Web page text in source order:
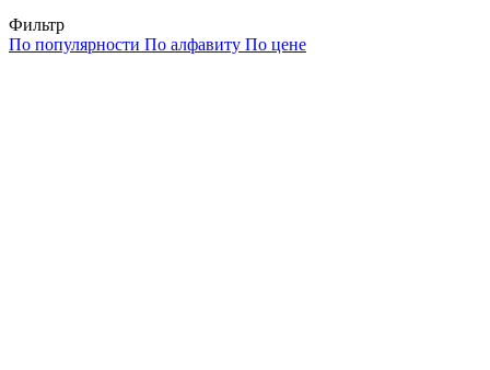
Фильтр
По популярности По алфавиту По цене